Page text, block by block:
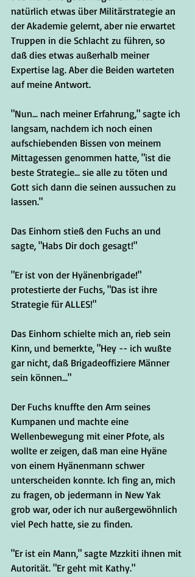
natürlich etwas über Militärstrategie an
der Akademie gelernt, aber nie erwartet
Truppen in die Schlacht zu führen, so
daß dies etwas außerhalb meiner
Expertise lag. Aber die Beiden warteten
auf meine Antwort.
"Nun... nach meiner Erfahrung," sagte ich
langsam, nachdem ich noch einen
aufschiebenden Bissen von meinem
Mittagessen genommen hatte, "ist die
beste Strategie... sie alle zu töten und
Gott sich dann die seinen aussuchen zu
lassen."
Das Einhorn stieß den Fuchs an und
sagte, "Habs Dir doch gesagt!"
"Er ist von der Hyänenbrigade!"
protestierte der Fuchs, "Das ist ihre
Strategie für ALLES!"
Das Einhorn schielte mich an, rieb sein
Kinn, und bemerkte, "Hey -- ich wußte
gar nicht, daß Brigadeoffiziere Männer
sein können..."
Der Fuchs knuffte den Arm seines
Kumpanen und machte eine
Wellenbewegung mit einer Pfote, als
wollte er zeigen, daß man eine Hyäne
von einem Hyänenmann schwer
unterscheiden konnte. Ich fing an, mich
zu fragen, ob jedermann in New Yak
grob war, oder ich nur außergewöhnlich
viel Pech hatte, sie zu finden.
"Er ist ein Mann," sagte Mzzkiti ihnen mit
Autorität. "Er geht mit Kathy."